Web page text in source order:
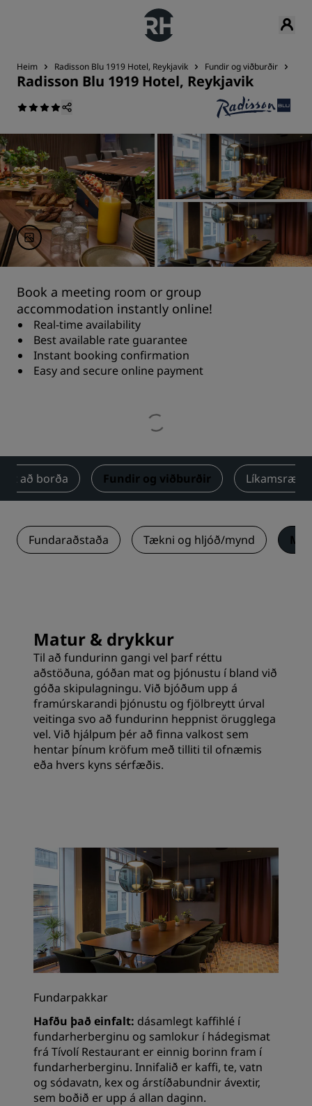
Heim Radisson Blu 1919 Hotel, Reykjavik Fundir og viðburðir
Radisson Blu 1919 Hotel, Reykjavik
Book a meeting room or group
accommodation instantly online!
Real-time availability
Best available rate guarantee
Instant booking confirmation
Easy and secure online payment
Út að borða Fundir og viðburðir Líkamsrækt
Fundaraðstaða Tækni og hljóð/mynd
Matur & drykkur
Til að fundurinn gangi vel þarf réttu
aðstöðuna, góðan mat og þjónustu í bland við
góða skipulagningu. Við bjóðum upp á
framúrskarandi þjónustu og fjölbreytt úrval
veitinga svo að fundurinn heppnist örugglega
vel. Við hjálpum þér að finna valkost sem
hentar þínum kröfum með tilliti til ofnæmis
eða hvers kyns sérfæðis.
Fundarpakkar
Hafðu það einfalt: dásamlegt kaffihlé í
fundarherberginu og samlokur í hádegismat
frá Tívolí Restaurant er einnig borinn fram í
fundarherberginu. Innifalið er kaffi, te, vatn
og sódavatn, kex og árstíðabundnir ávextir,
sem boðið er upp á allan daginn.